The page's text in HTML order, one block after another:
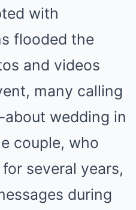
with
flooded the
and videos
many calling
wedding in
couple, who
several years,
during